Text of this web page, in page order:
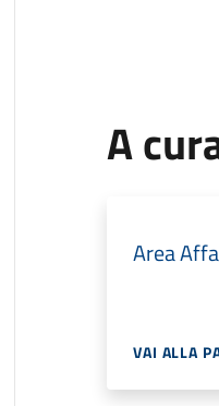
A
Area
VAI ALLA